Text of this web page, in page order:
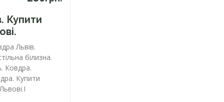
Купити
Львів.
білизна.
Ковдра.
Купити